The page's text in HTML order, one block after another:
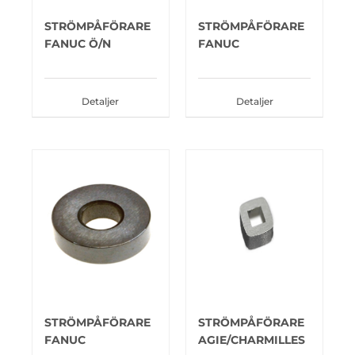
STRÖMPÅFÖRARE
FANUC Ö/N
Detaljer
STRÖMPÅFÖRARE
FANUC
Detaljer
STRÖMPÅFÖRARE
FANUC
STRÖMPÅFÖRARE
AGIE/CHARMILLES